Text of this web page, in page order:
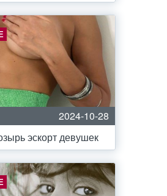
2024-10-28
эскорт девушек